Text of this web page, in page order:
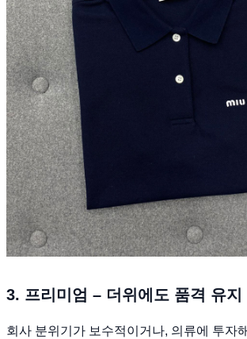
3. 프리미엄 – 더위에도 품격 유지
회사 분위기가 보수적이거나, 의류에 투자